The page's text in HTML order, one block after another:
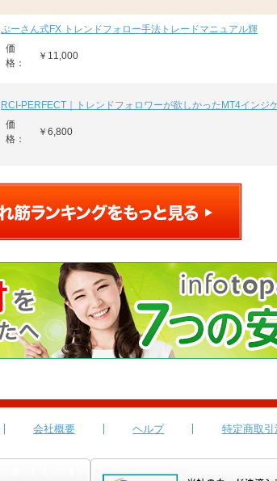
ぷーさん式FX トレンドフォロー手法トレードマニュアル輝
価
格：
￥11,000
RCI-PERFECT｜トレンドフォロワーが欲しかったMT4インジ
価
格：
￥6,800
会社概要 ヘルプ 特定商取